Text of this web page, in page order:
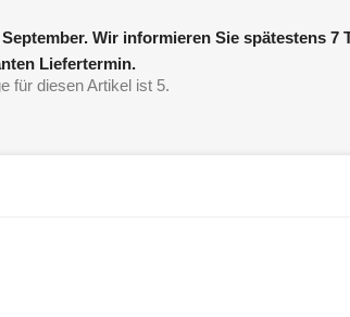
Wir informieren Sie spätestens 7
Liefertermin.
für diesen Artikel ist 5.